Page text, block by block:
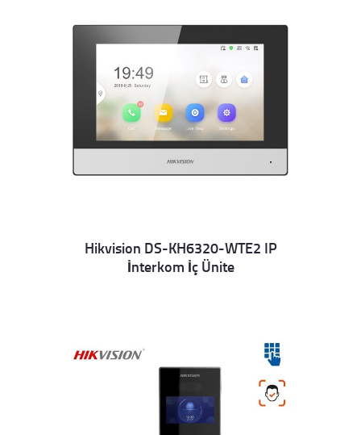
Details
Hikvision DS-KH6320-WTE2 IP
İnterkom İç Ünite